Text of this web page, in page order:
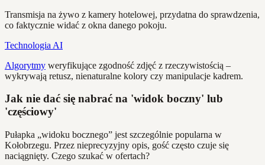
Transmisja na żywo z kamery hotelowej, przydatna do sprawdzenia,
co faktycznie widać z okna danego pokoju.
Technologia AI
Algorytmy weryfikujące zgodność zdjęć z rzeczywistością –
wykrywają retusz, nienaturalne kolory czy manipulacje kadrem.
Jak nie dać się nabrać na 'widok boczny' lub
'częściowy'
Pułapka „widoku bocznego” jest szczególnie popularna w
Kołobrzegu. Przez nieprecyzyjny opis, gość często czuje się
naciągnięty. Czego szukać w ofertach?